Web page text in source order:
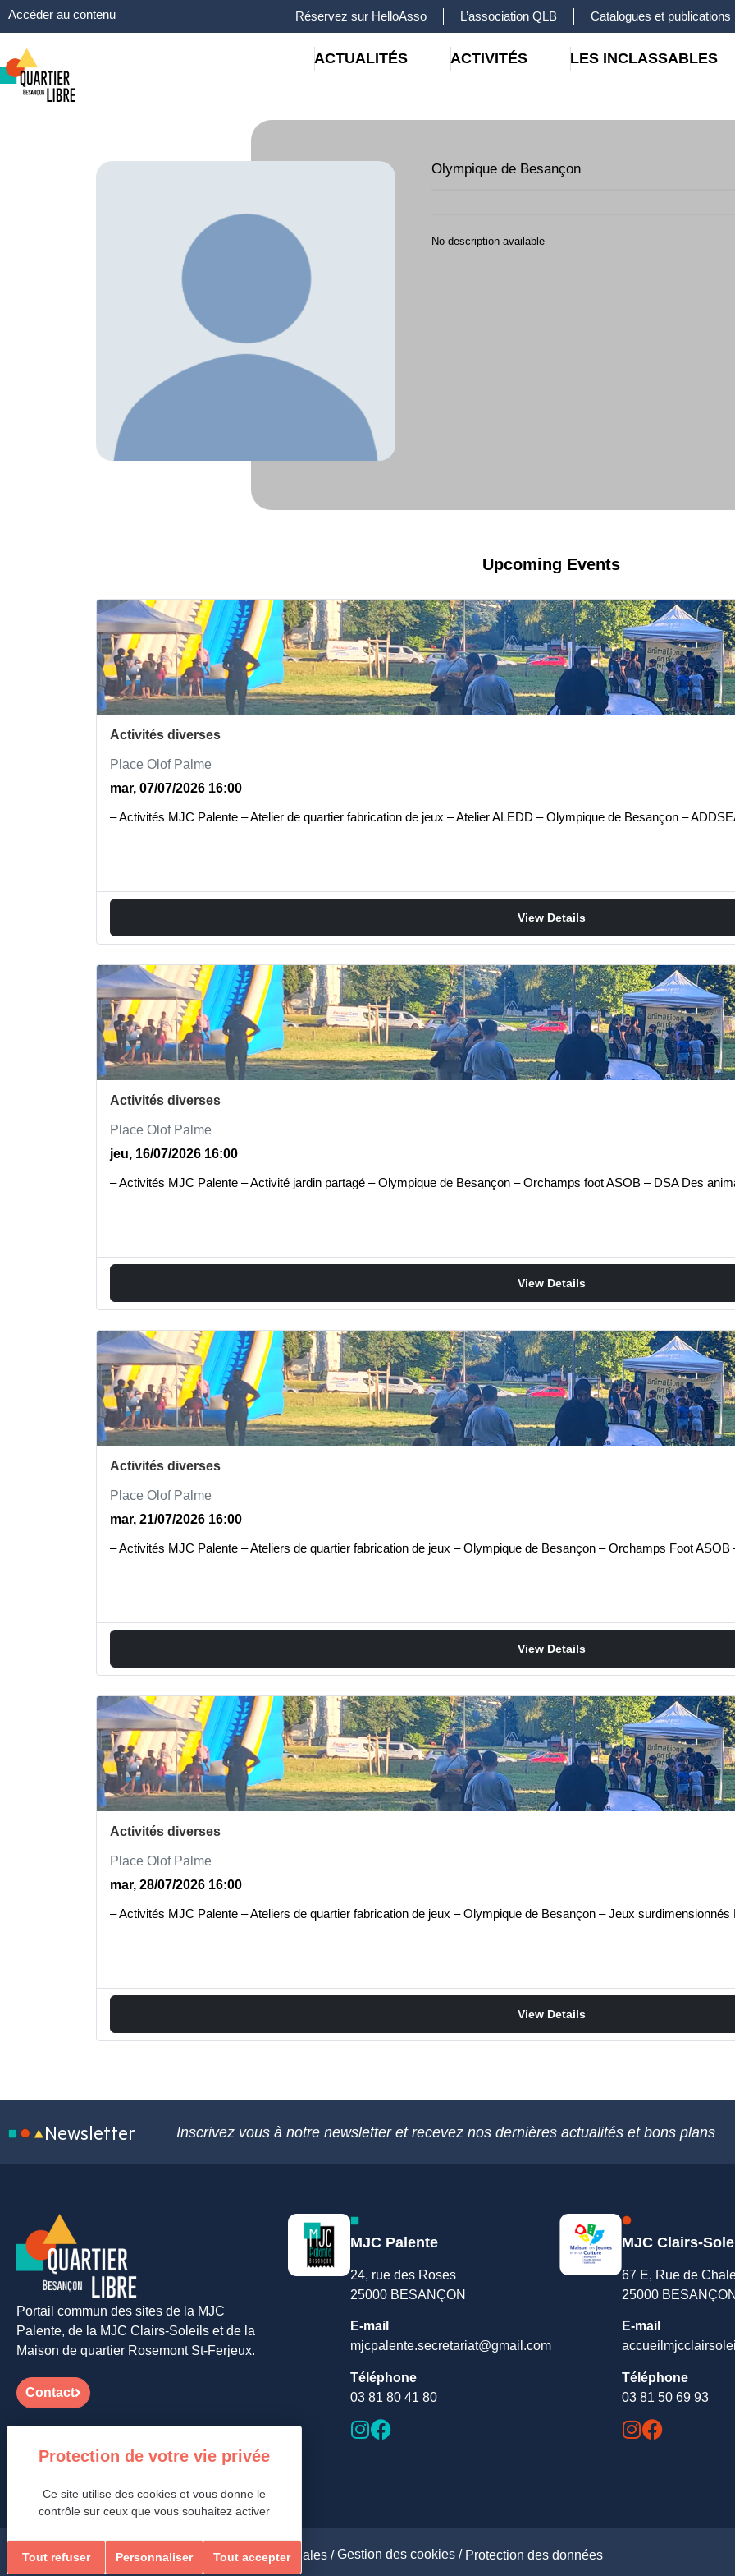
Accéder au contenu Réservez sur HelloAsso L’association QLB Catalogues et publications
ACTUALITÉS ACTIVITÉS LES INCLASSABLES
Olympique de Besançon
No description available
Upcoming Events
Activités diverses
Place Olof Palme
mar, 07/07/2026 16:00
– Activités MJC Palente – Atelier de quartier fabrication de jeux – Atelier ALEDD – Olympique de Besançon –
View Details
Activités diverses
Place Olof Palme
jeu, 16/07/2026 16:00
– Activités MJC Palente – Activité jardin partagé – Olympique de Besançon – Orchamps foot ASOB – DSA Des
View Details
Activités diverses
Place Olof Palme
mar, 21/07/2026 16:00
– Activités MJC Palente – Ateliers de quartier fabrication de jeux – Olympique de Besançon – Orchamps Foot
View Details
Activités diverses
Place Olof Palme
mar, 28/07/2026 16:00
– Activités MJC Palente – Ateliers de quartier fabrication de jeux – Olympique de Besançon – Jeux
View Details
Newsletter Inscrivez vous à notre newsletter et recevez nos dernières actualités et bons plans
Portail commun des sites de la MJC
Palente, de la MJC Clairs-Soleils et de la
Maison de quartier Rosemont St-Ferjeux.
Contact
MJC Palente
24, rue des Roses
25000 BESANÇON
E-mail
mjcpalente.secretariat@gmail.com
Téléphone
03 81 80 41 80
MJC Clairs-
67 E, Rue de
25000 BESANÇON
E-mail
Téléphone
03 81 50 69 93
Aides et accessibilité /Plan de site /Mentions légales /Gestion des cookies / Protection des données
Panneau de gestion des cookies
Ce site utilise des cookies et vous donne le
contrôle sur ceux que vous souhaitez activer
Tout accepter
Tout refuser Personnaliser